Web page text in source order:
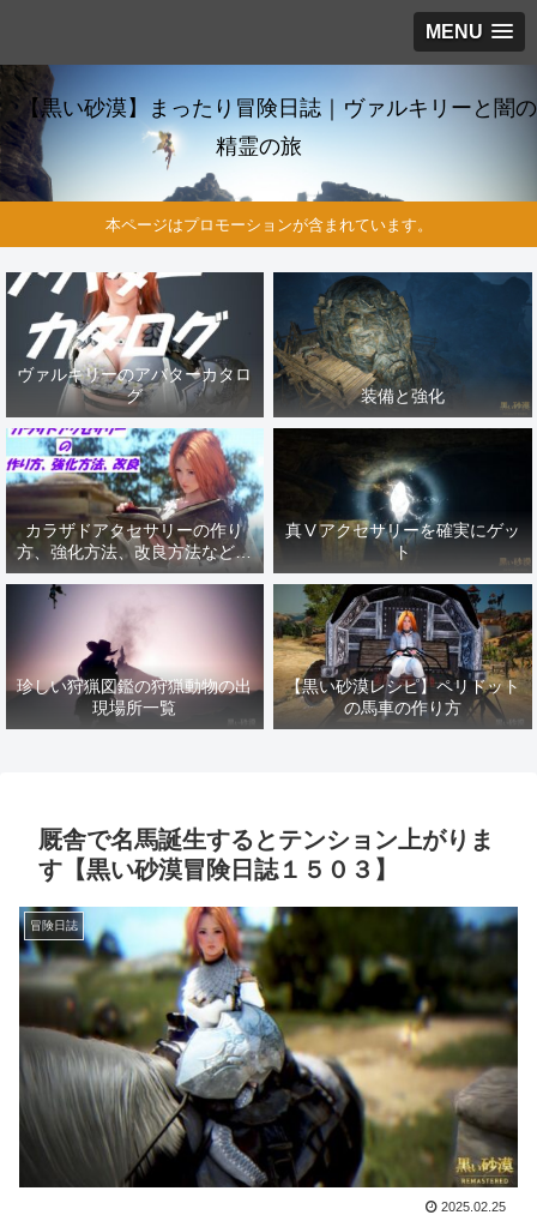
MENU
【黒い砂漠】まったり冒険日誌｜ヴァルキリーと闇の
精霊の旅
本ページはプロモーションが含まれています。
ヴァルキリーのアバターカタロ
グ
装備と強化
カラザドアクセサリーの作り
方、強化方法、改良方法などま
とめ【黒い砂漠冒険日誌１４１
真Ⅴアクセサリーを確実にゲッ
ト
珍しい狩猟図鑑の狩猟動物の出
現場所一覧
【黒い砂漠レシピ】ペリドット
の馬車の作り方
厩舎で名馬誕生するとテンション上がりま
す【黒い砂漠冒険日誌１５０３】
冒険日誌
2025.02.25